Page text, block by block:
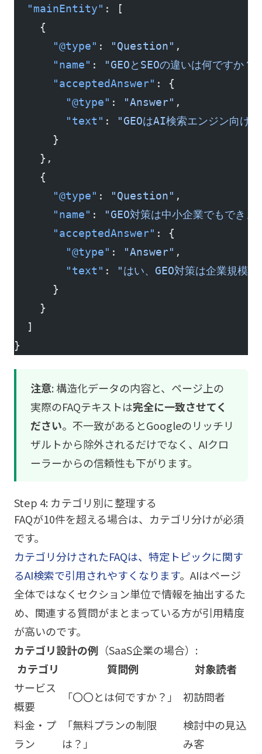
  "mainEntity"
: [
    {
      "@type"
: "Question" ,
      "name"
: "GEOとSEOの違いは何ですか？"
      "acceptedAnswer"
: {
        "@type"
: "Answer" ,
        "text"
:
"GEOはAI検索エンジン向け
      }
    },
    {
      "@type"
: "Question" ,
      "name"
:
"GEO対策は中小企業でもできま
      "acceptedAnswer"
: {
        "@type"
: "Answer" ,
        "text"
:
"はい、GEO対策は企業規模
      }
    }
  ]
}
注意: 構造化データの内容と、ページ上の
実際のFAQテキストは完全に一致させてく
ださい。不一致があるとGoogleのリッチリ
ザルトから除外されるだけでなく、AIクロ
ーラーからの信頼性も下がります。
Step 4: カテゴリ別に整理する
FAQが10件を超える場合は、カテゴリ分けが必須
です。
カテゴリ分けされたFAQは、特定トピックに関す
るAI検索で引用されやすくなります。AIはページ
全体ではなくセクション単位で情報を抽出するた
め、関連する質問がまとまっている方が引用精度
が高いのです。
カテゴリ設計の例 （SaaS企業の場合）:
カテゴリ
質問例
対象読者
サービス
概要
「〇〇とは何ですか？」
初訪問者
料金・プ
ラン
「無料プランの制限
は？」
検討中の見込
み客